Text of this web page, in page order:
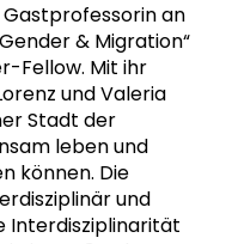
Gastprofessorin an
& Migration“
Fellow. Mit ihr
und Valeria
Stadt der
leben und
können. Die
und
Interdisziplinarität